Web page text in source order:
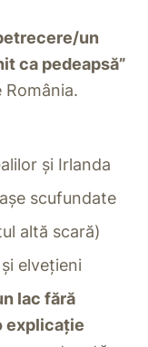
un
ca pedeapsă”
și Irlanda
scufundate
altă scară)
elvețieni
lac fără
explicație